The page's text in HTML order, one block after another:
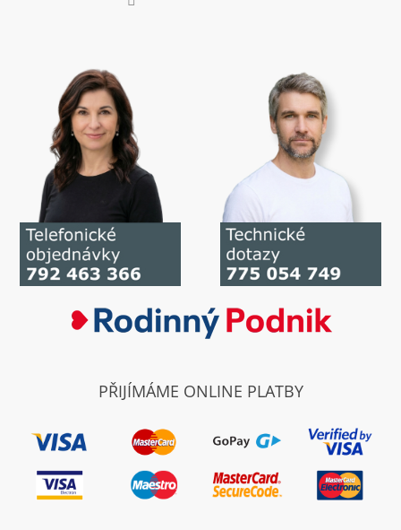
PŘIJÍMÁME ONLINE PLATBY